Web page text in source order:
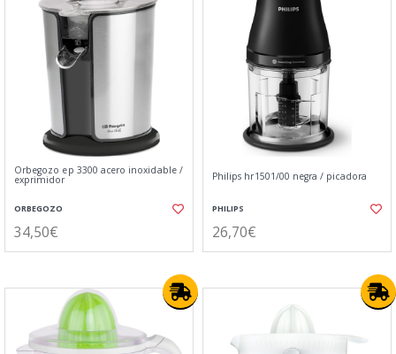
Orbegozo ep 3300 acero inoxidable /
exprimidor
ORBEGOZO
34,50€
Philips hr1501/00 negra / picadora
PHILIPS
26,70€